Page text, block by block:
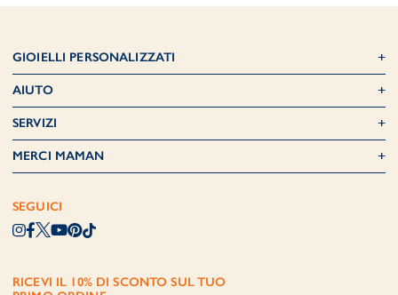
GIOIELLI PERSONALIZZATI
AIUTO
SERVIZI
MERCI MAMAN
SEGUICI
RICEVI IL 10% DI SCONTO SUL TUO